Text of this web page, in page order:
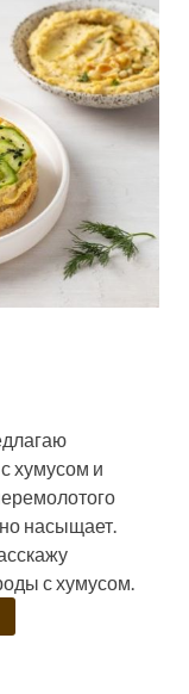
хумусом и
насыщает.
с хумусом.